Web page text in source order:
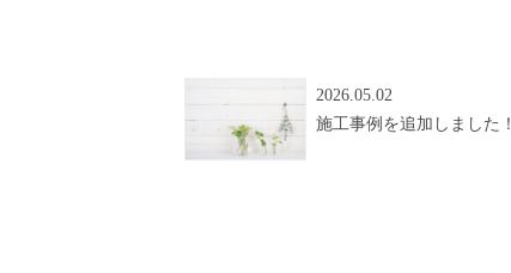
2026.05.02
施工事例を追加しました！